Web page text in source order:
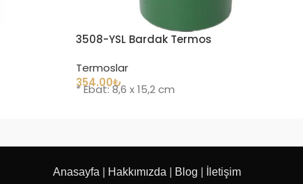
3508-YSL Bardak Termos
Termoslar
354.00₺
* Ebat: 8,6 x 15,2 cm
Anasayfa Hakkımızda Blog İletişim